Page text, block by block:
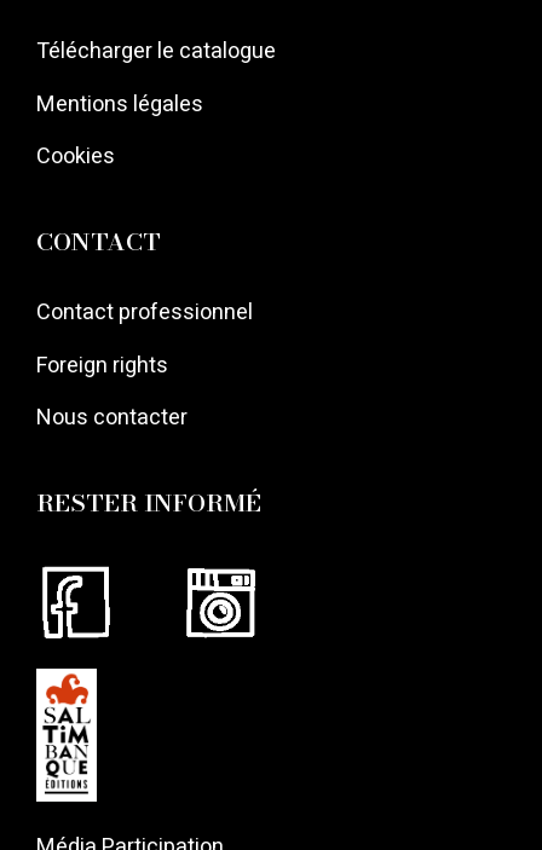
Télécharger le catalogue
Mentions légales
Cookies
CONTACT
Contact professionnel
Foreign rights
Nous contacter
RESTER INFORMÉ